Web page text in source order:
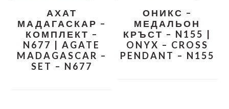
АХАТ
МАДАГАСКАР –
КОМПЛЕКТ –
N677 | AGATE
MADAGASCAR –
SET – N677
ОНИКС –
МЕДАЛЬОН
КРЪСТ – N155 |
ONYX – CROSS
PENDANT – N155